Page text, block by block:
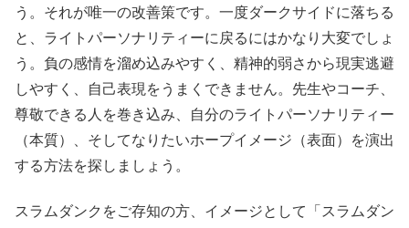
う。それが唯一の改善策です。一度ダークサイドに落ちる
と、ライトパーソナリティーに戻るにはかなり大変でしょ
う。負の感情を溜め込みやすく、精神的弱さから現実逃避
しやすく、自己表現をうまくできません。先生やコーチ、
尊敬できる人を巻き込み、自分のライトパーソナリティー
（本質）、そしてなりたいホープイメージ（表面）を演出
する方法を探しましょう。
スラムダンクをご存知の方、イメージとして「スラムダン